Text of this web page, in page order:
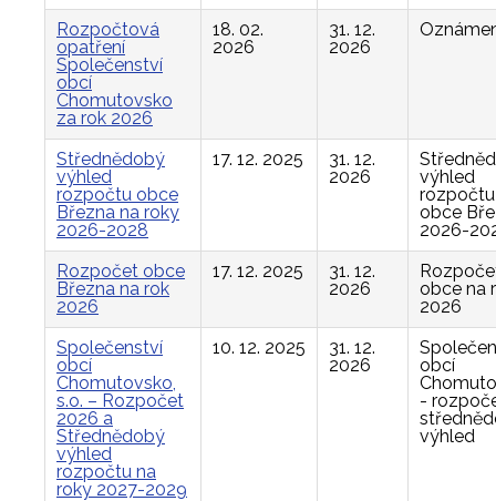
Rozpočtová
opatření
Společenství
obcí
Chomutovsko
za rok 2026
18. 02.
2026
31. 12.
2026
Střednědobý
výhled
rozpočtu obce
Března na roky
2026-2028
17. 12. 2025
31. 12.
2026
výhled
rozpočtu
obce
2026-
Rozpočet obce
Března na rok
2026
17. 12. 2025
31. 12.
2026
obce na
2026
Společenství
obcí
Chomutovsko,
s.o. – Rozpočet
2026 a
Střednědobý
výhled
rozpočtu na
roky 2027-2029
10. 12. 2025
31. 12.
2026
obcí
-
výhled